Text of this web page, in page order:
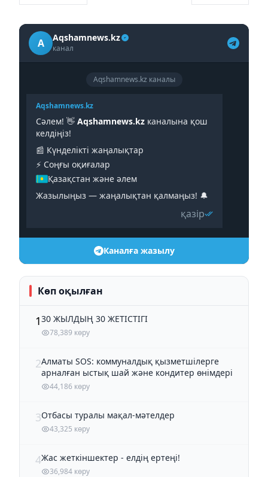
A Aqshamnews.kz
канал
Aqshamnews.kz каналы
Aqshamnews.kz
Сәлем! 👋 Aqshamnews.kz каналына қош
келдіңіз!
📰 Күнделікті жаңалықтар
⚡️ Соңғы оқиғалар
Қазақстан және әлем
Жазылыңыз — жаңалықтан қалмаңыз! 🔔
қазір
Каналға жазылу
Көп оқылған
130 ЖЫЛДЫҢ 30 ЖЕТІСТІГІ
78,389 көру
2Алматы SOS: коммуналдық қызметшілерге
арналған ыстық шай және кондитер өнімдері
44,186 көру
3Отбасы туралы мақал-мәтелдер
43,325 көру
4Жас жеткіншектер - елдің ертеңі!
36,984 көру